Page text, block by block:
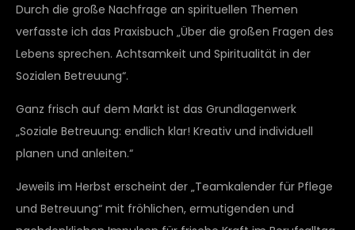
Durch die große Nachfrage an spirituellen Themen
verfasste ich das Praxisbuch „Über die großen Fragen des
Lebens sprechen. Achtsamkeit und Spiritualität in der
Sozialen Betreuung“.
Ganz frisch auf dem Markt ist das Grundlagenwerk
„Soziale Betreuung: endlich klar! Kreativ und individuell
planen und anleiten.“
Jeweils im Herbst erscheint der „Teamkalender für Pflege
und Betreuung“ mit fröhlichen, ermutigenden und